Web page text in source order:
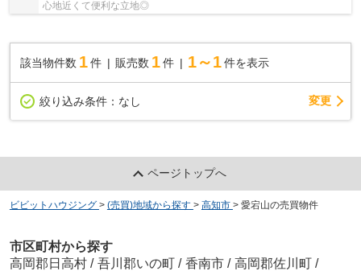
心地近くて便利な立地◎
該当物件数 1件 販売数 1 件 1～1 件を表示
絞り込み条件： なし 変更
ページトップへ
ビビットハウジング > (売買)地域から探す > 高知市 > 愛宕山の売買物件
市区町村から探す
高岡郡日高村 / 吾川郡いの町 / 香南市 / 高岡郡佐川町 /